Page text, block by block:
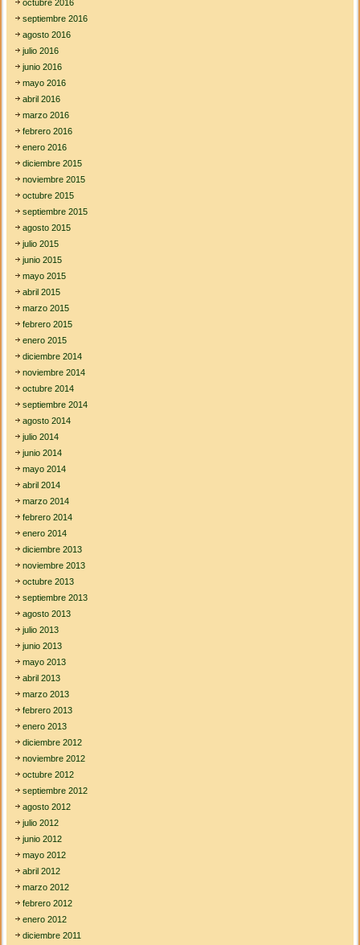
octubre 2016
septiembre 2016
agosto 2016
julio 2016
junio 2016
mayo 2016
abril 2016
marzo 2016
febrero 2016
enero 2016
diciembre 2015
noviembre 2015
octubre 2015
septiembre 2015
agosto 2015
julio 2015
junio 2015
mayo 2015
abril 2015
marzo 2015
febrero 2015
enero 2015
diciembre 2014
noviembre 2014
octubre 2014
septiembre 2014
agosto 2014
julio 2014
junio 2014
mayo 2014
abril 2014
marzo 2014
febrero 2014
enero 2014
diciembre 2013
noviembre 2013
octubre 2013
septiembre 2013
agosto 2013
julio 2013
junio 2013
mayo 2013
abril 2013
marzo 2013
febrero 2013
enero 2013
diciembre 2012
noviembre 2012
octubre 2012
septiembre 2012
agosto 2012
julio 2012
junio 2012
mayo 2012
abril 2012
marzo 2012
febrero 2012
enero 2012
diciembre 2011